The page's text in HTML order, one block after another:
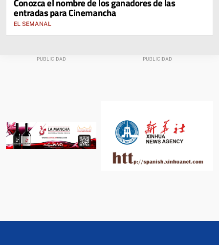
entradas para Cinemancha
EL SEMANAL